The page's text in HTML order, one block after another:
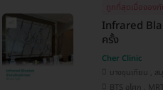
ถูกที่สุดเมื่อจอง
Infrared
ครั้ง
Cher Clinic
BTS อโ